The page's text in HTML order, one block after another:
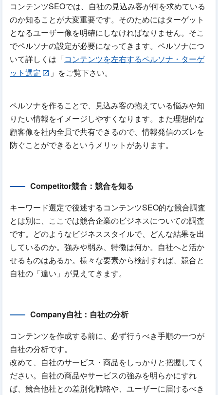
コンテンツSEOでは、自社の見込み客が何を求めている
のか知ることが大変重要です。そのためにはターゲット
となるユーザー像を明確にしなければなりません。そこ
でペルソナの設定が必要になってきます。ペルソナにつ
いて詳しくは「コンテンツを左右するペルソナ・ターゲ
ット選定
」をご覧下さい。
ペルソナを作ることで、見込み客の抱えている悩みや知
りたい情報をイメージしやすくなります。また理想的な
顧客像を社内全員で共有できるので、情報発信のズレを
防ぐことができるというメリットがあります。
Competitor競合：競合を知る
キーワード選定で後述するコンテンツSEO的な競合調査
とは別に、ここでは競合企業のビジネスについての調査
です。どのようなビジネススタイルで、どんな結果を出
しているのか。強みや弱み、特徴は何か。自社へと活か
せるものはあるか。様々な要素から検討すれば、競合と
自社の「違い」が見えてきます。
Company自社：自社の分析
コンテンツを作成する前に、必ず行うべき手順の一つが
自社の分析です。
改めて、自社のサービス・商品をしっかりと把握してく
ださい。自社の商品やサービスの強みを明らかにすれ
ば、競合他社との差別化戦略や、ユーザーに届けるべき